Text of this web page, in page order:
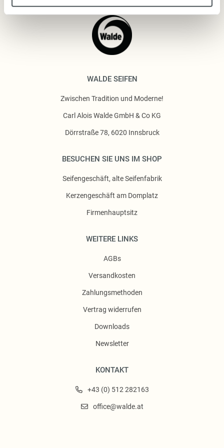
WALDE SEIFEN
Zwischen Tradition und Moderne!
Carl Alois Walde GmbH & Co KG
Dörrstraße 78, 6020 Innsbruck
BESUCHEN SIE UNS IM SHOP
Seifengeschäft, alte Seifenfabrik
Kerzengeschäft am Domplatz
Firmenhauptsitz
WEITERE LINKS
AGBs
Versandkosten
Zahlungsmethoden
Vertrag widerrufen
Downloads
Newsletter
KONTAKT
+43 (0) 512 282163
office@walde.at